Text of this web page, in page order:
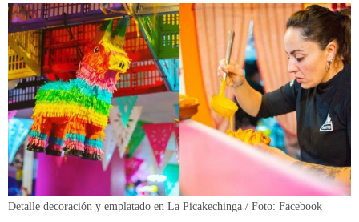
Detalle decoración y emplatado en La Picakechinga / Foto: Facebook